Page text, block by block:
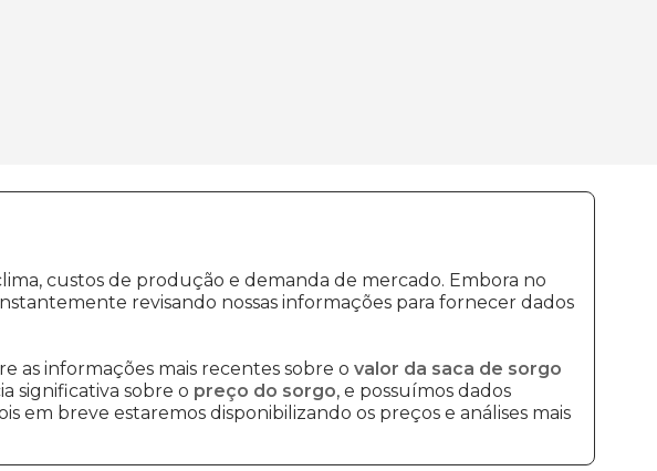
custos de produção e demanda de mercado. Embora no
revisando nossas informações para fornecer dados
as informações mais recentes sobre o valor da saca de sorgo
significativa sobre o preço do sorgo, e possuímos dados
em breve estaremos disponibilizando os preços e análises mais